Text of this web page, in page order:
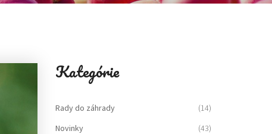
Kategórie
Rady do záhrady
(14)
Novinky
(43)